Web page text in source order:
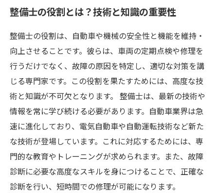
整備士の役割とは？技術と知識の重要性
整備士の役割は、自動車や機械の安全性と機能を維持・
向上させることです。彼らは、車両の定期点検や修理を
行うだけでなく、故障の原因を特定し、適切な対策を講
じる専門家です。この役割を果たすためには、高度な技
術と知識が不可欠となります。 整備士は、最新の技術や
情報を常に学び続ける必要があります。自動車業界は急
速に進化しており、電気自動車や自動運転技術など新た
な技術が登場しています。これに対応するためには、専
門的な教育やトレーニングが求められます。また、故障
診断に必要な高度なスキルを身につけることで、正確な
診断を行い、短時間での修理が可能になります。